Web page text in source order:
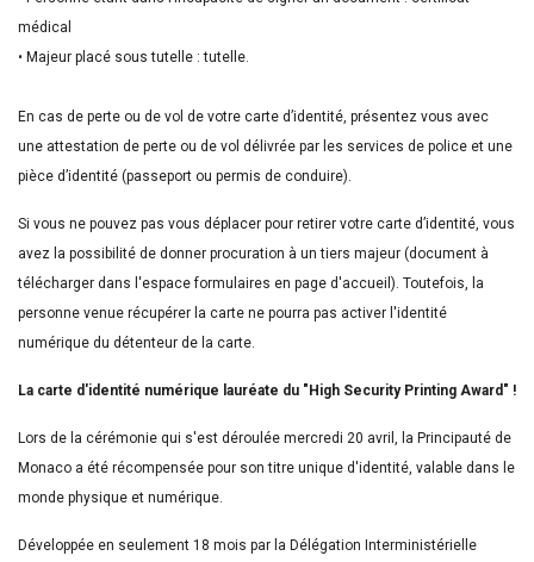
médical
• Majeur placé sous tutelle : tutelle.
En cas de perte ou de vol de votre carte d’identité, présentez vous avec
une attestation de perte ou de vol délivrée par les services de police et une
pièce d’identité (passeport ou permis de conduire).
Si vous ne pouvez pas vous déplacer pour retirer votre carte d’identité, vous
avez la possibilité de donner procuration à un tiers majeur (document à
télécharger dans l'espace formulaires en page d'accueil). Toutefois, la
personne venue récupérer la carte ne pourra pas activer l'identité
numérique du détenteur de la carte.
La carte d'identité numérique lauréate du "High Security Printing Award" !
Lors de la cérémonie qui s'est déroulée mercredi 20 avril, la Principauté de
Monaco a été récompensée pour son titre unique d'identité, valable dans le
monde physique et numérique.
Développée en seulement 18 mois par la Délégation Interministérielle